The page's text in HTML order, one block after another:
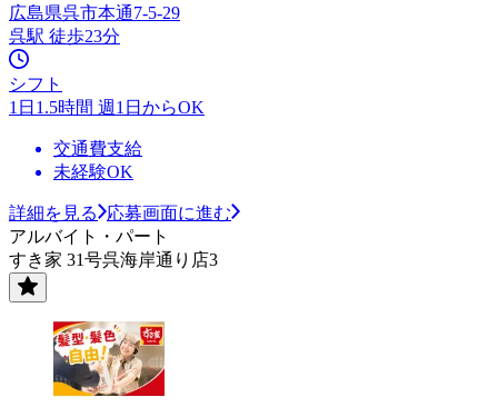
広島県呉市本通7-5-29
呉駅 徒歩23分
シフト
1日1.5時間 週1日からOK
交通費支給
未経験OK
詳細を見る
応募画面に進む
アルバイト・パート
すき家 31号呉海岸通り店3